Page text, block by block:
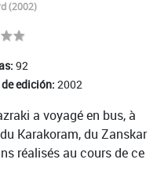
(2002)
92
edición: 2002
a voyagé en bus, à
Karakoram, du Zanskar
réalisés au cours de ce